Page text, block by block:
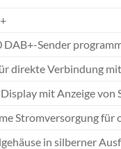
DAB+-Sender
direkte Verbindung
mit Anzeige
Stromversorgung für
in silberner